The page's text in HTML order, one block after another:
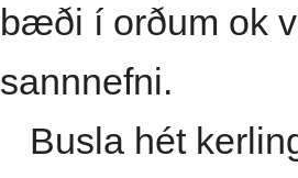
bæði í orðum ok
sannnefni.
Busla hét